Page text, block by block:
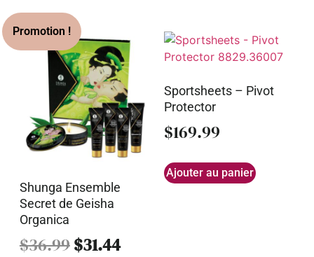
Shunga Ensemble
Secret de Geisha
Organica
$36.99$31.44
Sportsheets – Pivot
Protector
$169.99
Ajouter au panier